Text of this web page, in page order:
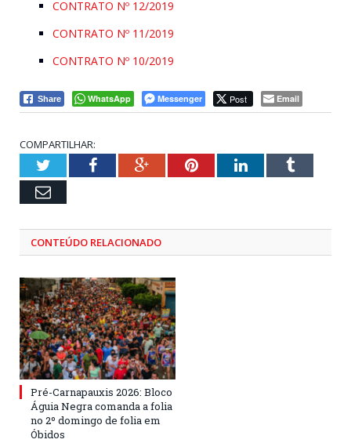
CONTRATO Nº 12/2019
CONTRATO Nº 11/2019
CONTRATO Nº 10/2019
Share WhatsApp Messenger Post Email
COMPARTILHAR:
TwitterFacebookGoogle+PinterestLinkedInTumblr
Email
CONTEÚDO RELACIONADO
Pré-Carnapauxis 2026: Bloco
Águia Negra comanda a folia
no 2º domingo de folia em
Óbidos